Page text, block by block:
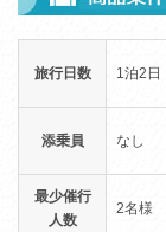
旅行日数 1泊2日
添乗員 なし
最少催行
人数
2名様